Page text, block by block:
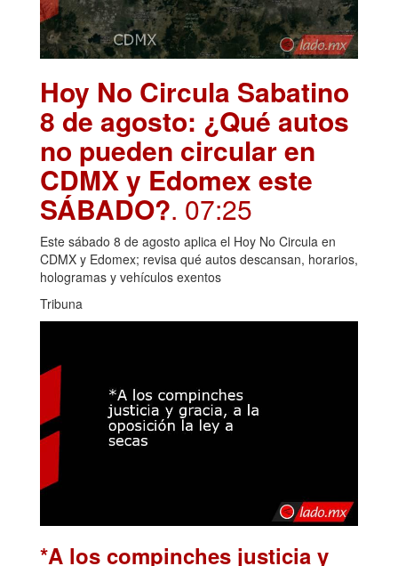
Hoy No Circula Sabatino
8 de agosto: ¿Qué autos
no pueden circular en
CDMX y Edomex este
SÁBADO?. 07:25
Este sábado 8 de agosto aplica el Hoy No Circula en
CDMX y Edomex; revisa qué autos descansan, horarios,
hologramas y vehículos exentos
Tribuna
*A los compinches justicia y